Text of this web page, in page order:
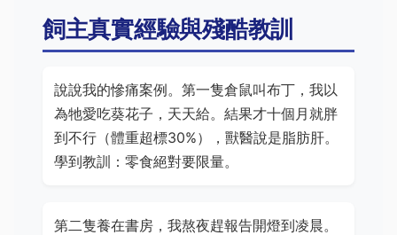
飼主真實經驗與殘酷教訓
說說我的慘痛案例。第一隻倉鼠叫布丁，我以
為牠愛吃葵花子，天天給。結果才十個月就胖
到不行（體重超標30%），獸醫說是脂肪肝。
學到教訓：零食絕對要限量。
第二隻養在書房，我熬夜趕報告開燈到凌晨。